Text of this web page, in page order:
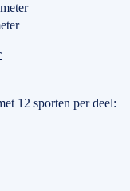
12 sporten per deel: